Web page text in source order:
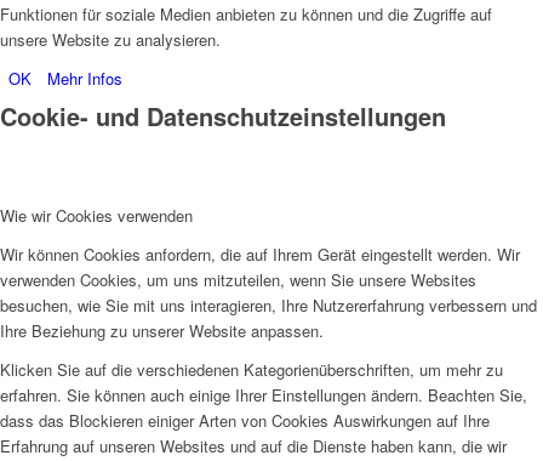
Funktionen für soziale Medien anbieten zu können und die Zugriffe auf
unsere Website zu analysieren.
OK
Mehr Infos
Cookie- und Datenschutzeinstellungen
Wie wir Cookies verwenden
Wir können Cookies anfordern, die auf Ihrem Gerät eingestellt werden. Wir
verwenden Cookies, um uns mitzuteilen, wenn Sie unsere Websites
besuchen, wie Sie mit uns interagieren, Ihre Nutzererfahrung verbessern und
Ihre Beziehung zu unserer Website anpassen.
Klicken Sie auf die verschiedenen Kategorienüberschriften, um mehr zu
erfahren. Sie können auch einige Ihrer Einstellungen ändern. Beachten Sie,
dass das Blockieren einiger Arten von Cookies Auswirkungen auf Ihre
Erfahrung auf unseren Websites und auf die Dienste haben kann, die wir